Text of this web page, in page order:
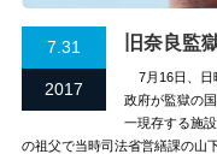
7.31
2017
旧奈良監
7月16日、日
政府が監獄の
一現存する施
の祖父で当時司法省営繕課の山